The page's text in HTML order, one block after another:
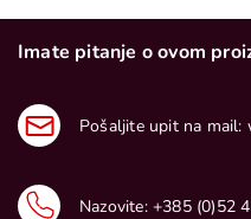
Imate pitanje o ovom
Pošaljite upit na mail:
Nazovite: +385 (0)52